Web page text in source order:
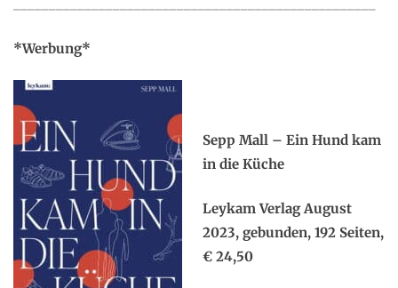
*Werbung*
Sepp Mall – Ein Hund kam
in die Küche
Leykam Verlag August
2023, gebunden, 192 Seiten,
€ 24,50